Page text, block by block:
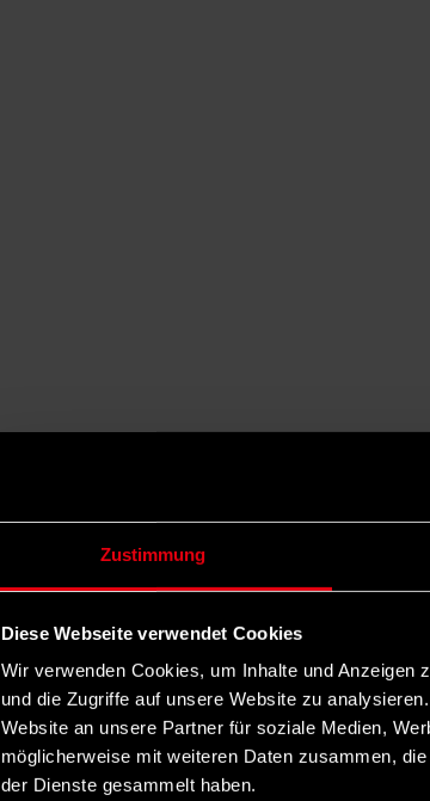
Zustimmung
Diese Webseite verwendet Cookies
Wir verwenden Cookies, um Inhalte und Anzeigen
und die Zugriffe auf unsere Website zu
Website an unsere Partner für soziale Medien,
möglicherweise mit weiteren Daten zusammen,
der Dienste gesammelt haben.